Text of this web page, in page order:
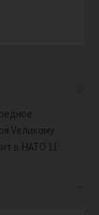
Vеликому
в НАТО 11